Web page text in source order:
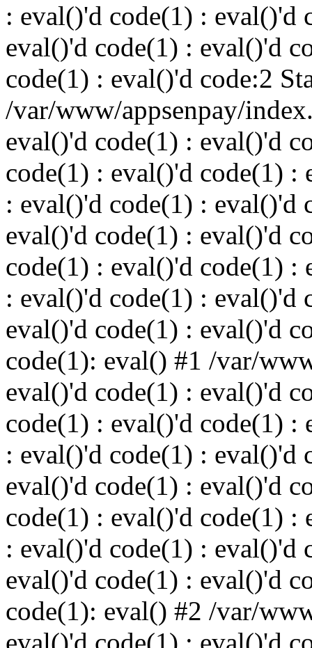
: eval()'d code(1) : eval()'d
eval()'d code(1) : eval()'d
code(1) : eval()'d code:2
/var/www/appsenpay/
eval()'d code(1) : eval()'d
code(1) : eval()'d code(1) :
: eval()'d code(1) : eval()'d
eval()'d code(1) : eval()'d
code(1) : eval()'d code(1) :
: eval()'d code(1) : eval()'d
eval()'d code(1) : eval()'d
code(1): eval() #1 /var/
eval()'d code(1) : eval()'d
code(1) : eval()'d code(1) :
: eval()'d code(1) : eval()'d
eval()'d code(1) : eval()'d
code(1) : eval()'d code(1) :
: eval()'d code(1) : eval()'d
eval()'d code(1) : eval()'d
code(1): eval() #2 /var/